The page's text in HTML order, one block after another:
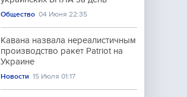
Общество 04 Июня 22:35
Кавана назвала нереалистичным
производство ракет Patriot на
Украине
Новости 15 Июля 01:17